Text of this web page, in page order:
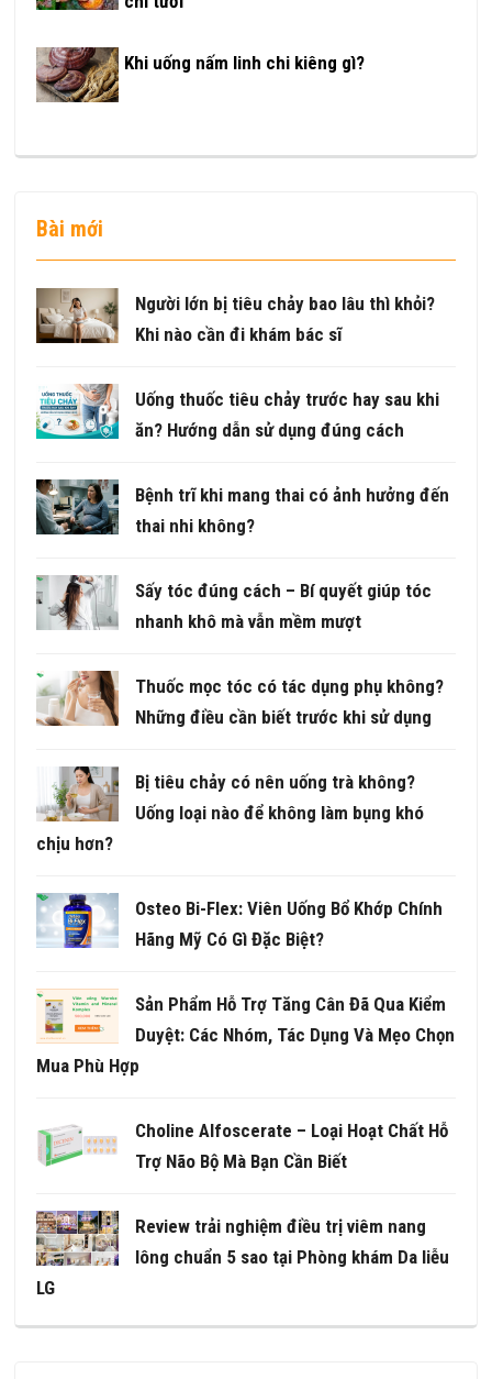
Khi uống nấm linh chi kiêng gì?
Bài mới
Người lớn bị tiêu chảy bao lâu thì khỏi?
Khi nào cần đi khám bác sĩ
Uống thuốc tiêu chảy trước hay sau khi
ăn? Hướng dẫn sử dụng đúng cách
Bệnh trĩ khi mang thai có ảnh hưởng đến
thai nhi không?
Sấy tóc đúng cách – Bí quyết giúp tóc
nhanh khô mà vẫn mềm mượt
Thuốc mọc tóc có tác dụng phụ không?
Những điều cần biết trước khi sử dụng
Bị tiêu chảy có nên uống trà không?
Uống loại nào để không làm bụng khó
chịu hơn?
Osteo Bi-Flex: Viên Uống Bổ Khớp Chính
Hãng Mỹ Có Gì Đặc Biệt?
Sản Phẩm Hỗ Trợ Tăng Cân Đã Qua Kiểm
Duyệt: Các Nhóm, Tác Dụng Và Mẹo Chọn
Mua Phù Hợp
Choline Alfoscerate – Loại Hoạt Chất Hỗ
Trợ Não Bộ Mà Bạn Cần Biết
Review trải nghiệm điều trị viêm nang
lông chuẩn 5 sao tại Phòng khám Da liễu
LG